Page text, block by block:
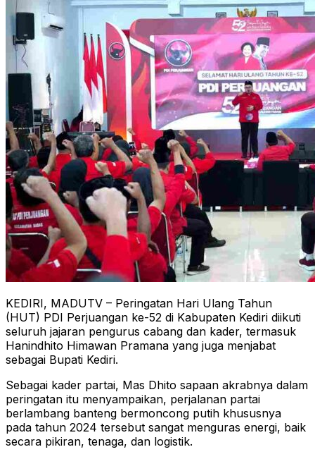
KEDIRI, MADUTV – Peringatan Hari Ulang Tahun
(HUT) PDI Perjuangan ke-52 di Kabupaten Kediri diikuti
seluruh jajaran pengurus cabang dan kader, termasuk
Hanindhito Himawan Pramana yang juga menjabat
sebagai Bupati Kediri.
Sebagai kader partai, Mas Dhito sapaan akrabnya dalam
peringatan itu menyampaikan, perjalanan partai
berlambang banteng bermoncong putih khususnya
pada tahun 2024 tersebut sangat menguras energi, baik
secara pikiran, tenaga, dan logistik.